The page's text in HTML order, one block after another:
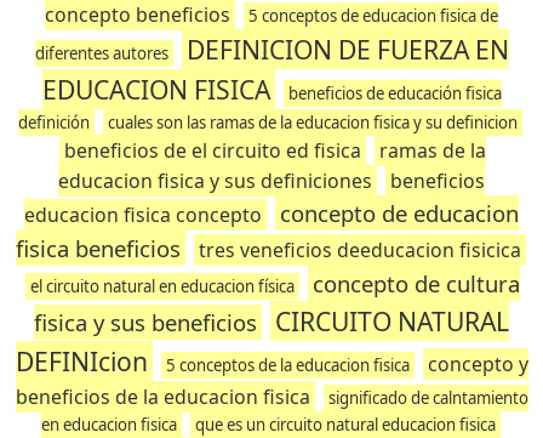
concepto beneficios
5 conceptos de educacion fisica de
diferentes autores
DEFINICION DE FUERZA EN
EDUCACION FISICA
beneficios de educación fisica
definición
cuales son las ramas de la educacion fisica y su definicion
beneficios de el circuito ed fisica
ramas de la
educacion fisica y sus definiciones
beneficios
educacion fisica concepto
concepto de educacion
fisica beneficios
tres veneficios deeducacion fisicica
el circuito natural en educacion física
concepto de cultura
fisica y sus beneficios
CIRCUITO NATURAL
DEFINIcion
5 conceptos de la educacion fisica
concepto y
beneficios de la educacion fisica
significado de calntamiento
en educacion fisica
que es un circuito natural educacion fisica